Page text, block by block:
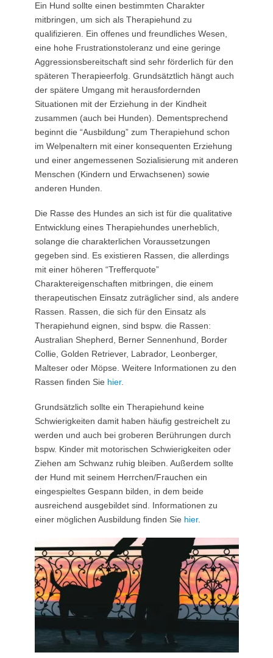
Ein Hund sollte einen bestimmten Charakter
mitbringen, um sich als Therapiehund zu
qualifizieren. Ein offenes und freundliches Wesen,
eine hohe Frustrationstoleranz und eine geringe
Aggressionsbereitschaft sind sehr förderlich für den
späteren Therapieerfolg. Grundsätztlich hängt auch
der spätere Umgang mit herausfordernden
Situationen mit der Erziehung in der Kindheit
zusammen (auch bei Hunden). Dementsprechend
beginnt die “Ausbildung” zum Therapiehund schon
im Welpenaltern mit einer konsequenten Erziehung
und einer angemessenen Sozialisierung mit anderen
Menschen (Kindern und Erwachsenen) sowie
anderen Hunden.
Die Rasse des Hundes an sich ist für die qualitative
Entwicklung eines Therapiehundes unerheblich,
solange die charakterlichen Voraussetzungen
gegeben sind. Es existieren Rassen, die allerdings
mit einer höheren “Trefferquote”
Charaktereigenschaften mitbringen, die einem
therapeutischen Einsatz zuträglicher sind, als andere
Rassen. Rassen, die sich für den Einsatz als
Therapiehund eignen, sind bspw. die Rassen:
Australian Shepherd, Berner Sennenhund, Border
Collie, Golden Retriever, Labrador, Leonberger,
Malteser oder Möpse. Weitere Informationen zu den
Rassen finden Sie hier.
Grundsätzlich sollte ein Therapiehund keine
Schwierigkeiten damit haben häufig gestreichelt zu
werden und auch bei groberen Berührungen durch
bspw. Kinder mit motorischen Schwierigkeiten oder
Ziehen am Schwanz ruhig bleiben. Außerdem sollte
der Hund mit seinem Herrchen/Frauchen ein
eingespieltes Gespann bilden, in dem beide
ausreichend ausgebildet sind. Informationen zu
einer möglichen Ausbildung finden Sie hier.